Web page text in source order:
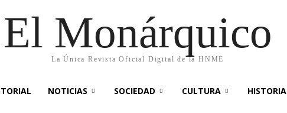
El Monárquico
La Única Revista Oficial Digital de la HNME
NOTICIAS SOCIEDAD CULTURA HISTORIA